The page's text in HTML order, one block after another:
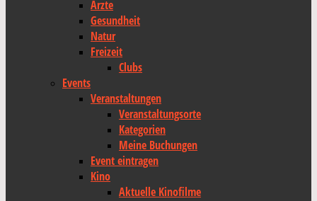
Ärzte
Gesundheit
Natur
Freizeit
Clubs
Events
Veranstaltungen
Veranstaltungsorte
Kategorien
Meine Buchungen
Event eintragen
Kino
Aktuelle Kinofilme